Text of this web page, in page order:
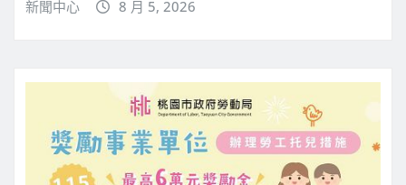
新聞中心 8 月 5, 2026